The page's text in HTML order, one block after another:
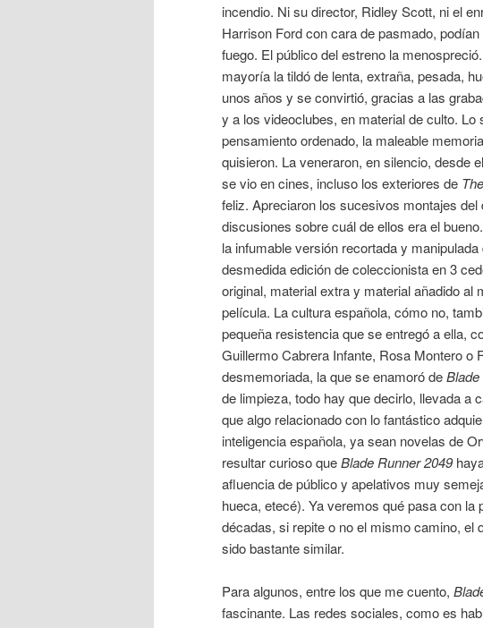
incendio. Ni su director, Ridley Scott, ni el
Harrison Ford con cara de pasmado,
fuego. El público del estreno la
mayoría la tildó de lenta, extraña, pesada,
unos años y se convirtió, gracias a las
y a los videoclubes, en material de culto.
pensamiento ordenado, la maleable
quisieron. La veneraron, en silencio, desde
se vio en cines, incluso los exteriores de
feliz. Apreciaron los sucesivos montajes
discusiones sobre cuál de ellos era el
la infumable versión recortada y
desmedida edición de coleccionista en 3
original, material extra y material añadido al
película. La cultura española, cómo no,
pequeña resistencia que se entregó a ella,
Guillermo Cabrera Infante, Rosa Montero o
desmemoriada, la que se enamoró de
de limpieza, todo hay que decirlo, llevada a
que algo relacionado con lo fantástico
inteligencia española, ya sean novelas de
resultar curioso queBlade Runner 2049
afluencia de público y apelativos muy
hueca, etecé). Ya veremos qué pasa con
décadas, si repite o no el mismo camino, el
sido bastante similar.
Para algunos, entre los que me cuento,
fascinante. Las redes sociales, como es